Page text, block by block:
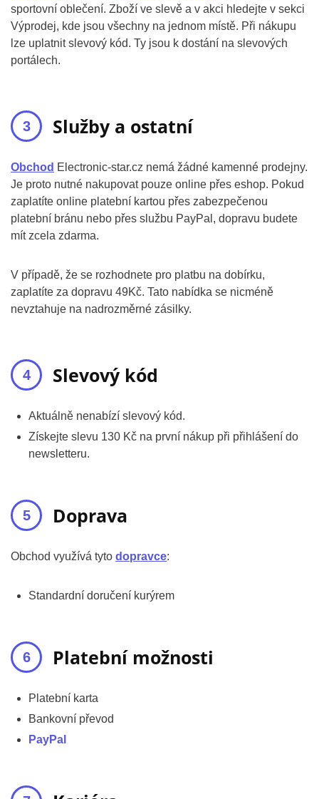
sportovní oblečení. Zboží ve slevě a v akci hledejte v sekci
Výprodej, kde jsou všechny na jednom místě. Při nákupu
lze uplatnit slevový kód. Ty jsou k dostání na slevových
portálech.
Služby a ostatní
Obchod Electronic-star.cz nemá žádné kamenné prodejny.
Je proto nutné nakupovat pouze online přes eshop. Pokud
zaplatíte online platební kartou přes zabezpečenou
platební bránu nebo přes službu PayPal, dopravu budete
mít zcela zdarma.
V případě, že se rozhodnete pro platbu na dobírku,
zaplatíte za dopravu 49Kč. Tato nabídka se nicméně
nevztahuje na nadrozměrné zásilky.
Slevový kód
Aktuálně nenabízí slevový kód.
Získejte slevu 130 Kč na první nákup při přihlášení do
newsletteru.
Doprava
Obchod využívá tyto dopravce:
Standardní doručení kurýrem
Platební možnosti
Platební karta
Bankovní převod
PayPal